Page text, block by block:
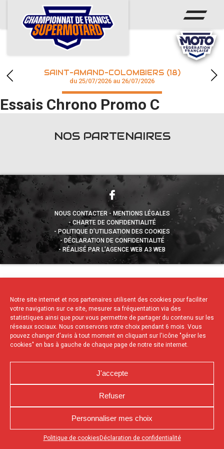
Notre site internet et nos partenaires utilisent des cookies pour faciliter
votre navigation sur ce site, mesurer sa fréquentation via des
statistiques ainsi que pour vous permettre de partager du contenu sur les
réseaux sociaux. Nous conservons votre choix pendant 6 mois. Vous
pouvez changer d'avis à tout moment en cliquant sur l'icône "gérer les
cookies" en bas à gauche de chaque page de notre site internet.
J'accepte
Refuser
Personnaliser mes choix
Politique de cookies Déclaration de confidentialité
Appuyez sur le bouton partager en bas de votre
ACCUEIL
ACTUS
CALENDRIER
CHAMPIONNAT
RÉSULTATS
SAINT-AMAND-COLOMBIERS (18)
du 25/07/2026 au 26/07/2026
Essais Chrono Promo C
NOS PARTENAIRES
NOUS CONTACTER
MENTIONS LÉGALES
CHARTE DE CONFIDENTIALITÉ
POLITIQUE D’UTILISATION DES COOKIES
DÉCLARATION DE CONFIDENTIALITÉ
RÉALISÉ PAR L’AGENCE WEB A3 WEB